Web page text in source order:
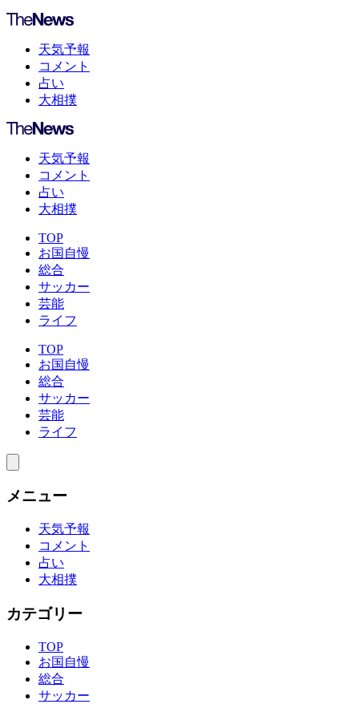
天気予報
コメント
占い
大相撲
天気予報
コメント
占い
大相撲
TOP
お国自慢
総合
サッカー
芸能
ライフ
TOP
お国自慢
総合
サッカー
芸能
ライフ
メニュー
天気予報
コメント
占い
大相撲
カテゴリー
TOP
お国自慢
総合
サッカー